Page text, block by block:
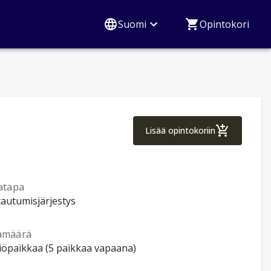
Suomi Opintokori
Lisää opintokoriin
Finnish 3
(5 paikkaa vapaana)